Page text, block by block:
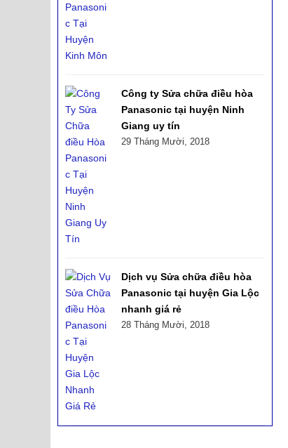
Công ty Sửa chữa điều hòa
Panasonic tại huyện Ninh
Giang uy tín
29 Tháng Mười, 2018
Dịch vụ Sửa chữa điều hòa
Panasonic tại huyện Gia Lộc
nhanh giá rẻ
28 Tháng Mười, 2018